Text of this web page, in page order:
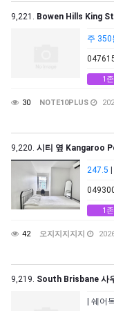
9,221. Bowen Hills King
주 350
1존
30 NOTE10PLUS
9,220. 시티 옆 Kangaroo
247.5
1존
42 오지지지지지
9,219. South Brisbane 사
| 쉐어